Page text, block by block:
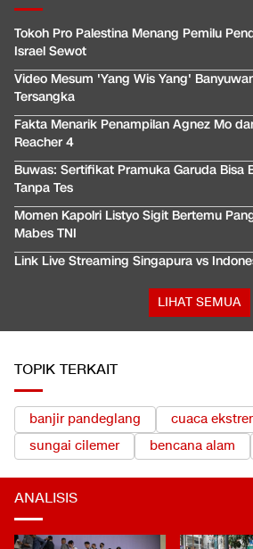
Tokoh Pro Palestina Menang Pemilu
Israel Sewot
Video Mesum 'Yang Wis Yang'
Tersangka
Fakta Menarik Penampilan Agnez Mo
Reacher 4
Buwas: Sertifikat Pramuka Garuda Bisa
Tanpa Tes
Momen Kapolri Listyo Sigit Bertemu
Mabes TNI
Link Live Streaming Singapura vs
LIHAT SEMUA
TOPIK TERKAIT
banjir pandeglang
cuaca
sungai cilemer
bencana alam
ANALISIS